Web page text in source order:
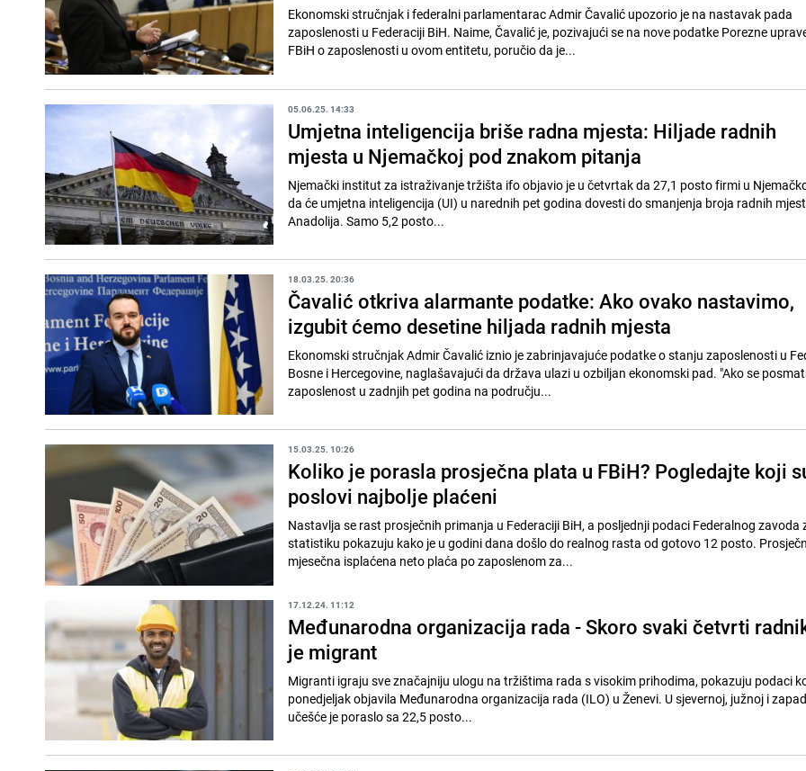
Ekonomski stručnjak i federalni parlamentarac Admir Čavalić upozorio je na nastavak pada
zaposlenosti u Federaciji BiH. Naime, Čavalić je, pozivajući se na nove podatke Porezne
FBiH o zaposlenosti u ovom entitetu, poručio da je...
05.06.25. 14:33
Umjetna inteligencija briše radna mjesta: Hiljade radnih
mjesta u Njemačkoj pod znakom pitanja
Njemački institut za istraživanje tržišta ifo objavio je u četvrtak da 27,1 posto firmi u
da će umjetna inteligencija (UI) u narednih pet godina dovesti do smanjenja broja radnih
Anadolija. Samo 5,2 posto...
18.03.25. 20:36
Čavalić otkriva alarmante podatke: Ako ovako nastavimo,
izgubit ćemo desetine hiljada radnih mjesta
Ekonomski stručnjak Admir Čavalić iznio je zabrinjavajuće podatke o stanju zaposlenosti u
Bosne i Hercegovine, naglašavajući da država ulazi u ozbiljan ekonomski pad. "Ako se
zaposlenost u zadnjih pet godina na području...
15.03.25. 10:26
Koliko je porasla prosječna plata u FBiH? Pogledajte koji
poslovi najbolje plaćeni
Nastavlja se rast prosječnih primanja u Federaciji BiH, a posljednji podaci Federalnog zavoda
statistiku pokazuju kako je u godini dana došlo do realnog rasta od gotovo 12 posto.
mjesečna isplaćena neto plaća po zaposlenom za...
17.12.24. 11:12
Međunarodna organizacija rada - Skoro svaki četvrti
je migrant
Migranti igraju sve značajniju ulogu na tržištima rada s visokim prihodima, pokazuju podaci
ponedjeljak objavila Međunarodna organizacija rada (ILO) u Ženevi. U sjevernoj, južnoj i
učešće je poraslo sa 22,5 posto...